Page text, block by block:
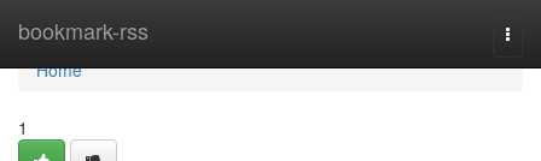
bookmark-rss
Home
Home
1